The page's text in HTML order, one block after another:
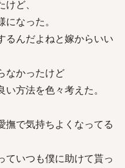
ど、
なった。
るんだよねと嫁からいい
なかったけど
方法を色々考えた。
撫で気持ちよくなってる
ていつも僕に助けて貰っ